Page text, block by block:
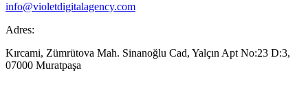
info@violetdigitalagency.com
Adres:
Kırcami, Zümrütova Mah. Sinanoğlu Cad, Yalçın Apt No:23 D:3,
07000 Muratpaşa